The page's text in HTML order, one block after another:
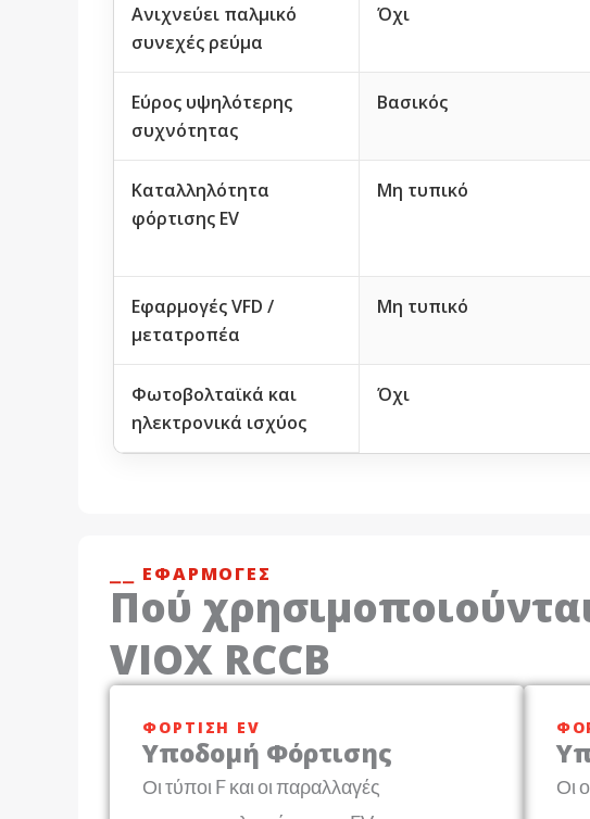
Ανιχνεύει παλμικό
συνεχές ρεύμα
Όχι
Εύρος υψηλότερης
συχνότητας
Βασικός
Καταλληλότητα
φόρτισης EV
Μη τυπικό
Εφαρμογές VFD /
μετατροπέα
Μη τυπικό
Φωτοβολταϊκά και
ηλεκτρονικά ισχύος
Όχι
⎯⎯ ΕΦΑΡΜΟΓΈΣ
Πού
VIOX RCCB
ΦΌΡΤΙΣΗ EV
Υποδομή Φόρτισης
Οι τύποι F και οι παραλλαγές
Οι